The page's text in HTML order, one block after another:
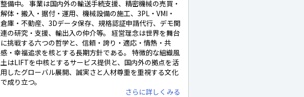
整備中。 事業は国内外の輸送手続支援、精密機械の売買・
解体・搬入・据付・運用、機械設備の施工、3PL・VMI・
倉庫・不動産、3Dデータ保存、規格認証申請代行、デモ関
連の研究・支援、輸出入の仲介等。 経営理念は世界を舞台
に挑戦する六つの哲学と、信頼・誇り・適応・情熱・共
感・幸福追求を核とする長期方針である。 特徴的な組織風
土はLIFTを中核とするサービス提供と、国内外の拠点を活
用したグローバル展開、誠実さと人材尊重を重視する文化
で成り立つ。
さらに詳しくみる